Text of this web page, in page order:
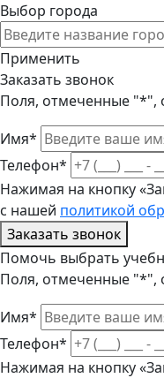
Выбор города
Применить
Заказать звонок
Поля, отмеченные "*",
Имя*
Телефон*
Нажимая на кнопку
с нашей политикой
Заказать звонок
Помочь выбрать
Поля, отмеченные "*",
Имя*
Телефон*
Нажимая на кнопку